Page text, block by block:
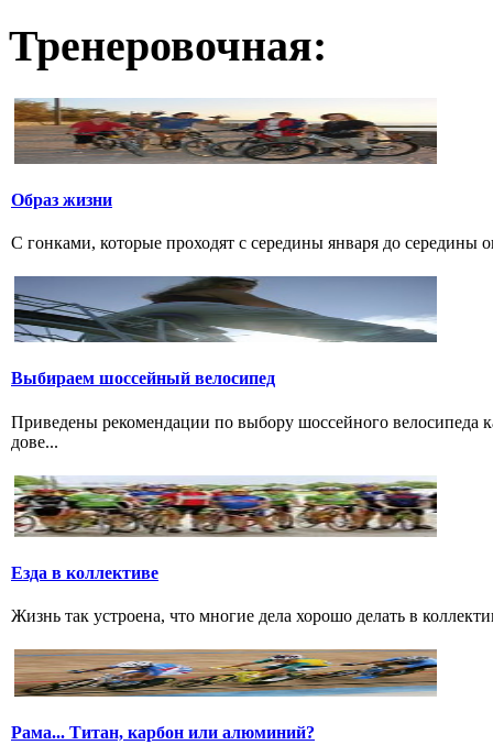
Тренеровочная:
Образ жизни
С гонками, которые проходят с середины января до
Выбираем шосcейный велосипед
Приведены рекомендации по выбору шоссейного велосипеда
дове...
Езда в коллективе
Жизнь так устроена, что многие дела хорошо делать в
Рама... Титан, карбон или алюминий?